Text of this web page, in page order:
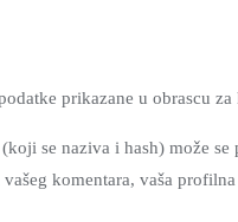
prikazane u obrascu
se naziva i hash) može
komentara, vaša